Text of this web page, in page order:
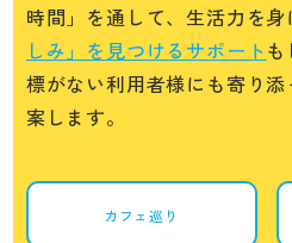
時間」を通して、生活力を
しみ」を見つけるサポート
標がない利用者様にも寄り
案します。
カフェ巡り